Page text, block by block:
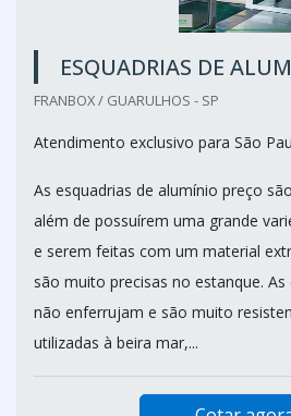
ESQUADRIAS DE
FRANBOX / GUARULHOS - SP
Atendimento exclusivo para São
As esquadrias de alumínio preço
além de possuírem uma grande
e serem feitas com um material
são muito precisas no estanque.
não enferrujam e são muito
utilizadas à beira mar,...